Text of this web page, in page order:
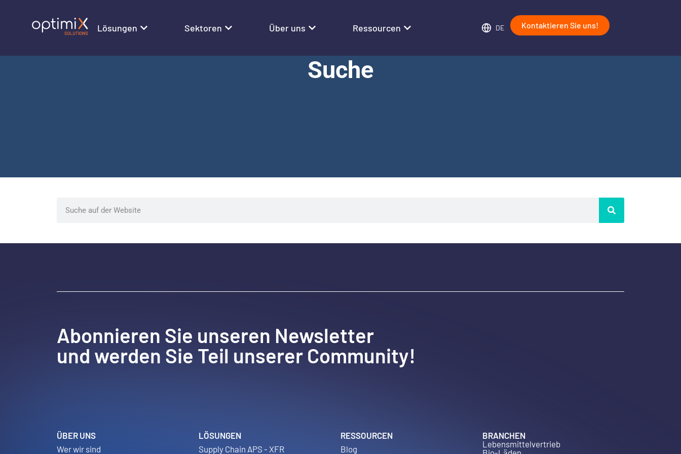
Lösungen Sektoren Über uns Ressourcen DE Kontaktieren Sie uns!
Suche
Abonnieren Sie unseren Newsletter
und werden Sie Teil unserer Community!
ÜBER UNS
Wer wir sind
LÖSUNGEN
Supply Chain APS - XFR
RESSOURCEN
Blog
BRANCHEN
Lebensmittelvertrieb